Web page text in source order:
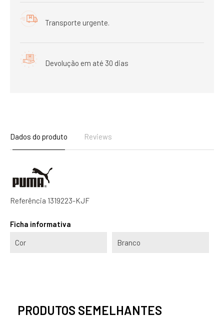
Transporte urgente.
Devolução em até 30 dias
Dados do produto Reviews
Referência 1319223-KJF
Ficha informativa
Cor Branco
PRODUTOS SEMELHANTES